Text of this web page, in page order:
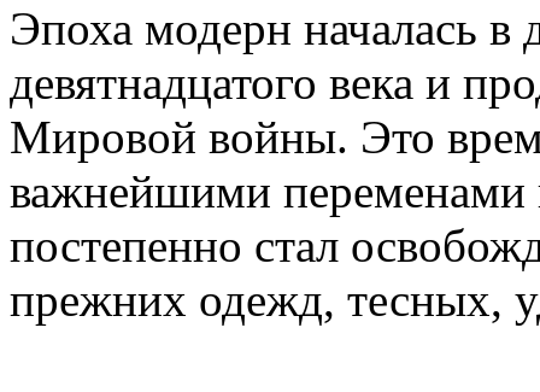
Эпоха модерн началась в
девятнадцатого века и
Мировой войны. Это
важнейшими переменами
постепенно стал
прежних одежд,